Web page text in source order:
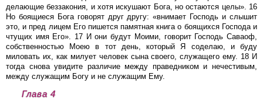
делающие беззакония, и хотя искушают Бога, но остаются целы». 16
Но боящиеся Бога говорят друг другу: «внимает Господь и слышит
это, и пред лицем Его пишется памятная книга о боящихся Господа и
чтущих имя Его». 17 И они будут Моими, говорит Господь Саваоф,
собственностью Моею в тот день, который Я соделаю, и буду
миловать их, как милует человек сына своего, служащего ему. 18 И
тогда снова увидите различие между праведником и нечестивым,
между служащим Богу и не служащим Ему.
Глава 4